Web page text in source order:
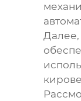
Далее,